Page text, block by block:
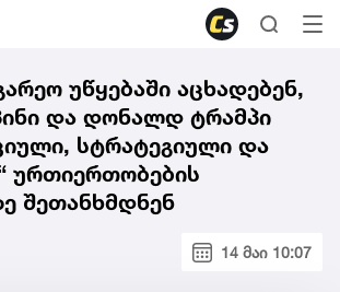
უწყებაში აცხადებენ,
და დონალდ ტრამპი
სტრატეგიული და
ურთიერთობების
შეთანხმდნენ
14 მაი 10:07